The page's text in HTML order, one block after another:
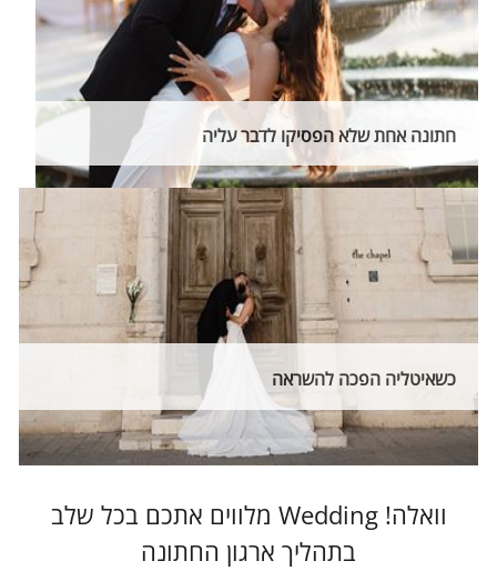
חתונה אחת שלא הפסיקו לדבר עליה
כשאיטליה הפכה להשראה
וואלה! Wedding מלווים אתכם בכל שלב
בתהליך ארגון החתונה